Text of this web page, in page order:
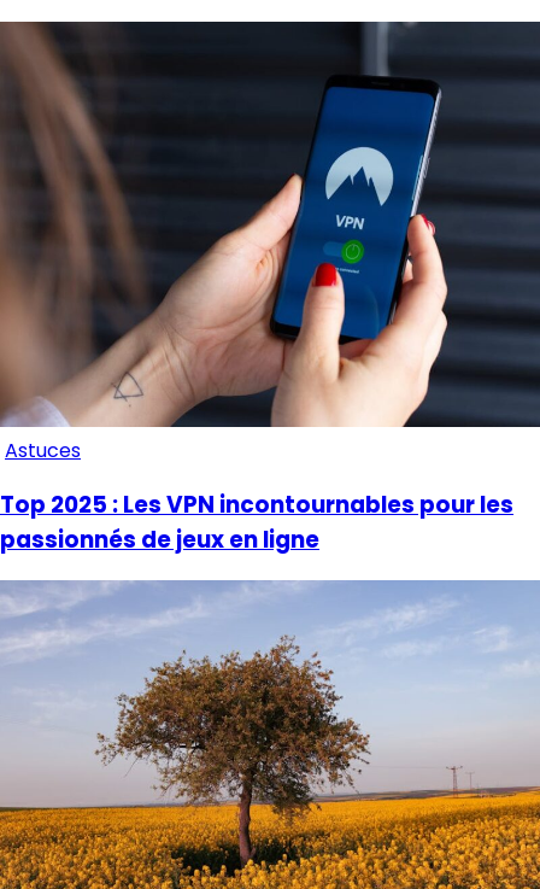
Astuces
Top 2025 : Les VPN incontournables pour les
passionnés de jeux en ligne